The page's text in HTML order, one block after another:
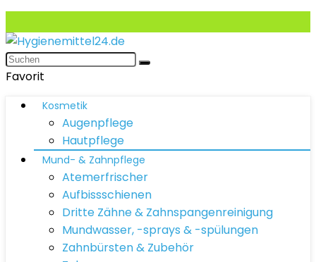
Favorit
Kosmetik
Augenpflege
Hautpflege
Mund- & Zahnpflege
Atemerfrischer
Aufbissschienen
Dritte Zähne & Zahnspangenreinigung
Mundwasser, -sprays & -spülungen
Zahnbürsten & Zubehör